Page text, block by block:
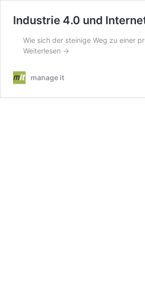
Industrie 4.0 und
Wie sich der steinige Weg zu einer
Weiterlesen →
manage it